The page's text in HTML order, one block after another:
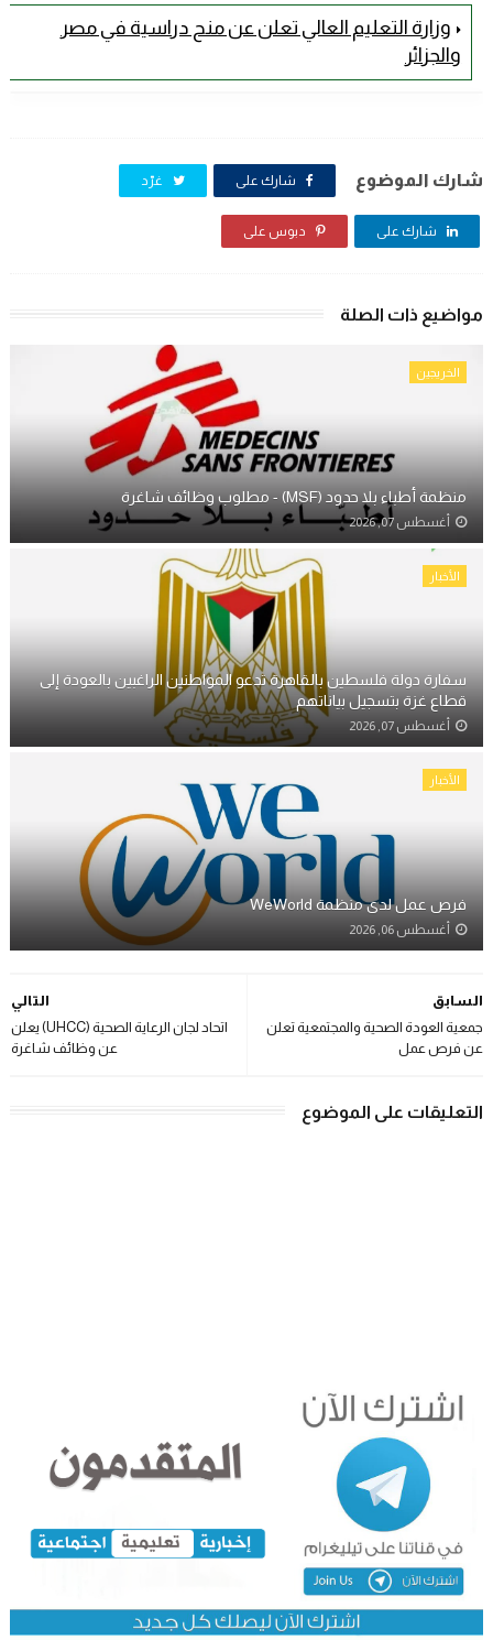
وزارة التعليم العالي تعلن عن منح دراسية في مصر
والجزائر
شارك الموضوع شارك على غرّد
شارك على دبوس على
مواضيع ذات الصلة
الخريجين
منظمة أطباء بلا حدود (MSF) - مطلوب وظائف شاغرة
أغسطس 07, 2026
الأخبار
سفارة دولة فلسطين بالقاهرة تدعو المواطنين الراغبين بالعودة إلى
قطاع غزة بتسجيل بياناتهم
أغسطس 07, 2026
الأخبار
فرص عمل لدى منظمة WeWorld
أغسطس 06, 2026
التالي
اتحاد لجان الرعاية الصحية (UHCC) يعلن
عن وظائف شاغرة
السابق
جمعية العودة الصحية والمجتمعية تعلن
عن فرص عمل
التعليقات على الموضوع